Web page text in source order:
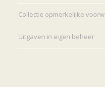
Collectie opmerkelijke
Uitgaven in eigen beheer